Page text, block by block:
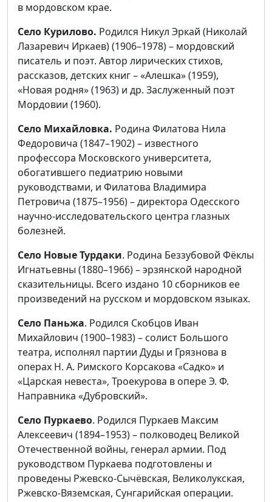
в мордовском крае.
Село Курилово. Родился Никул Эркай (Николай
Лазаревич Иркаев) (1906–1978) – мордовский
писатель и поэт. Автор лирических стихов,
рассказов, детских книг – «Алешка» (1959),
«Новая родня» (1963) и др. Заслуженный поэт
Мордовии (1960).
Село Михайловка. Родина Филатова Нила
Федоровича (1847–1902) – известного
профессора Московского университета,
обогатившего педиатрию новыми
руководствами, и Филатова Владимира
Петровича (1875–1956) – директора Одесского
научно-исследовательского центра глазных
болезней.
Село Новые Турдаки. Родина Беззубовой Фёклы
Игнатьевны (1880–1966) – эрзянской народной
сказительницы. Всего издано 10 сборников ее
произведений на русском и мордовском языках.
Село Паньжа. Родился Скобцов Иван
Михайлович (1900–1983) – солист Большого
театра, исполнял партии Дуды и Грязнова в
операх Н. А. Римского Корсакова «Садко» и
«Царская невеста», Троекурова в опере Э. Ф.
Направника «Дубровский».
Село Пуркаево. Родился Пуркаев Максим
Алексеевич (1894–1953) – полководец Великой
Отечественной войны, генерал армии. Под
руководством Пуркаева подготовлены и
проведены Ржевско-Сычёвская, Великолукская,
Ржевско-Вяземская, Сунгарийская операции.